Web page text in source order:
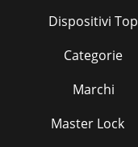
Dispositivi Top
Categorie
Marchi
Master Lock